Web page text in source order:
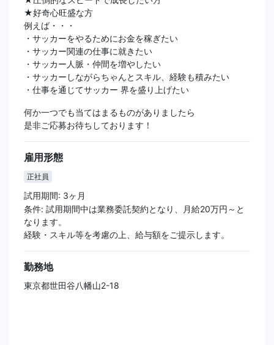
★好奇心旺盛な方
例えば・・・
・サッカーをやるためにお金を稼ぎたい
・サッカー関連の仕事に就きたい
・サッカー人脈・仲間を増やしたい
・サッカーしながらちゃんとスキル、経験も積みたい
・仕事を通じてサッカー 界を盛り上げたい
何か一つでも当てはまるものがありましたら
是非ご応募お待ちしております！
雇用形態
正社員
試用期間: 3ヶ月
条件: 試用期間中は業務委託契約となり、月給20万円～と
なります。
経験・スキル等を考慮の上、給与額をご提示します。
勤務地
東京都世田谷八幡山2-18